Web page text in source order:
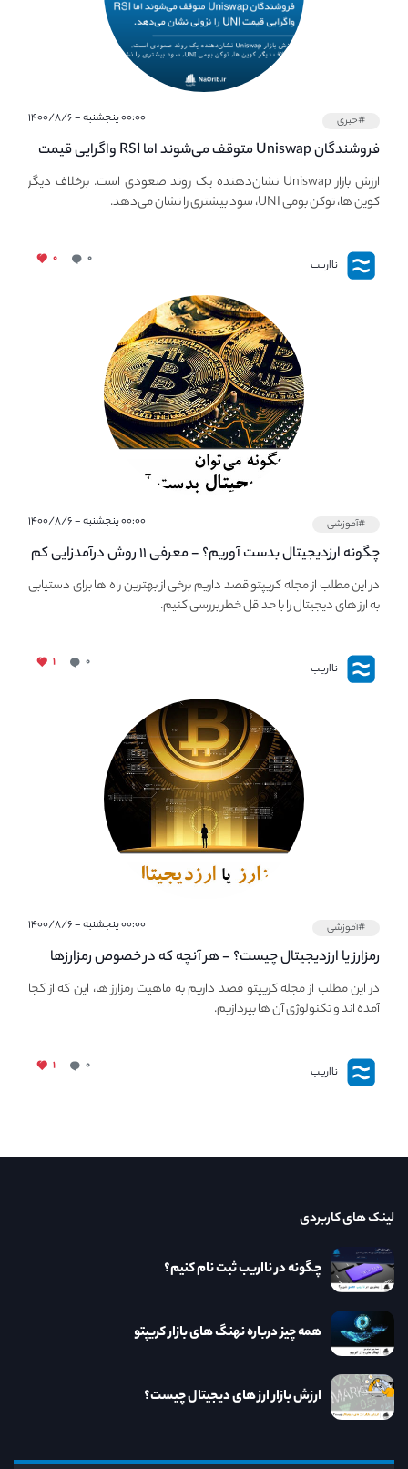
#خبری ۰۰:۰۰ پنجشنبه - ۱۴۰۰/۸/۶
فروشندگان Uniswap متوقف می‌شوند اما RSI واگرایی قیمت
UNI نزولی را توسعه می‌دهد.
ارزش بازار Uniswap نشان‌دهنده یک روند صعودی است. برخلاف دیگر
کوین ها، توکن بومی UNI، سود بیشتری را نشان می‌دهد.
نااریب ۰ ۰
#آموزشی ۰۰:۰۰ پنجشنبه - ۱۴۰۰/۸/۶
چگونه ارزدیجیتال بدست آوریم؟ - معرفی ۱۱ روش درآمدزایی کم
ریسک از کریپتو
در این مطلب از مجله کریپتو قصد داریم برخی از بهترین راه ها برای دستیابی
به ارز های دیجیتال را با حداقل خطر بررسی کنیم.
نااریب ۰ ۱
#آموزشی ۰۰:۰۰ پنجشنبه - ۱۴۰۰/۸/۶
رمزارز یا ارزدیجیتال چیست؟ - هر آنچه که در خصوص رمزارزها
باید بدانیم!
در این مطلب از مجله کریپتو قصد داریم به ماهیت رمزارز ها، این که از کجا
آمده اند و تکنولوژی آن ها بپردازیم.
نااریب ۰ ۱
لینک های کاربردی
چگونه در نااریب ثبت نام کنیم؟
همه چیز درباره نهنگ های بازار کریپتو
ارزش بازار ارز های دیجیتال چیست؟